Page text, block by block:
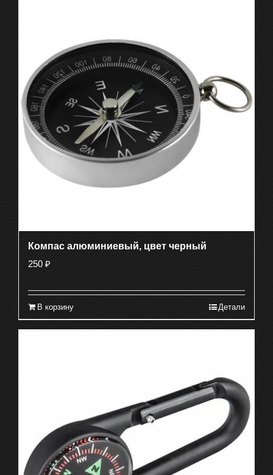
Компас алюминиевый, цвет черный
250 ₽
В корзину Детали